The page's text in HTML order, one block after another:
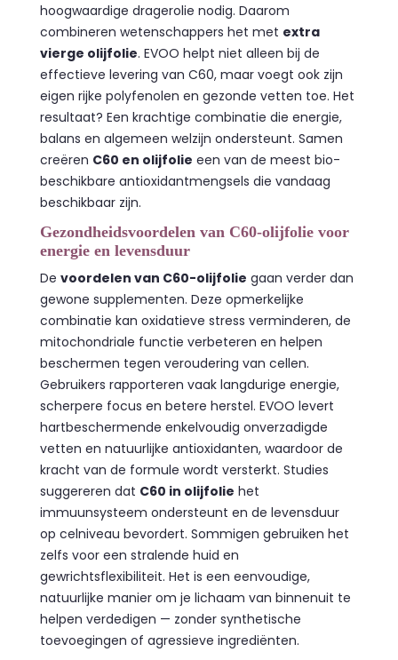
hoogwaardige dragerolie nodig. Daarom
combineren wetenschappers het met extra
vierge olijfolie. EVOO helpt niet alleen bij de
effectieve levering van C60, maar voegt ook zijn
eigen rijke polyfenolen en gezonde vetten toe. Het
resultaat? Een krachtige combinatie die energie,
balans en algemeen welzijn ondersteunt. Samen
creëren C60 en olijfolie een van de meest bio-
beschikbare antioxidantmengsels die vandaag
beschikbaar zijn.
Gezondheidsvoordelen van C60-olijfolie voor
energie en levensduur
De voordelen van C60-olijfolie gaan verder dan
gewone supplementen. Deze opmerkelijke
combinatie kan oxidatieve stress verminderen, de
mitochondriale functie verbeteren en helpen
beschermen tegen veroudering van cellen.
Gebruikers rapporteren vaak langdurige energie,
scherpere focus en betere herstel. EVOO levert
hartbeschermende enkelvoudig onverzadigde
vetten en natuurlijke antioxidanten, waardoor de
kracht van de formule wordt versterkt. Studies
suggereren dat C60 in olijfolie het
immuunsysteem ondersteunt en de levensduur
op celniveau bevordert. Sommigen gebruiken het
zelfs voor een stralende huid en
gewrichtsflexibiliteit. Het is een eenvoudige,
natuurlijke manier om je lichaam van binnenuit te
helpen verdedigen — zonder synthetische
toevoegingen of agressieve ingrediënten.